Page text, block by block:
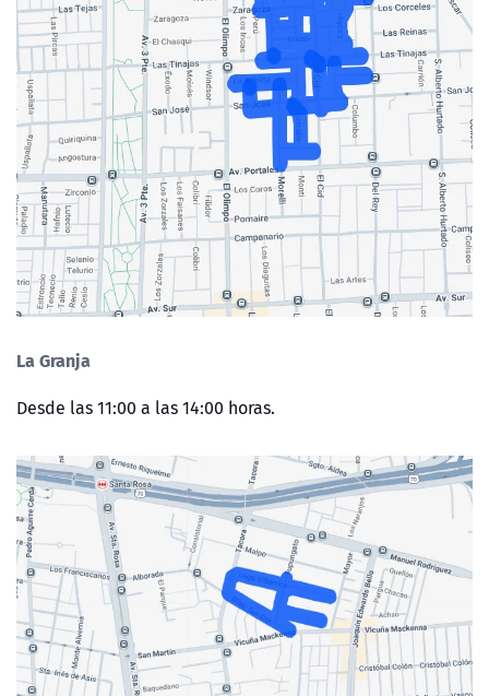
La Granja
Desde las 11:00 a las 14:00 horas.